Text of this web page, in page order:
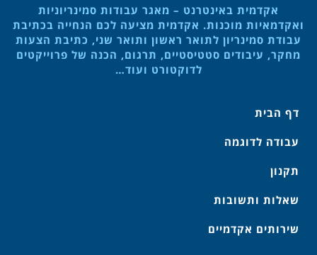
אקדמית באינטרנט – מאגר עבודות סמינריוניות
ואקדמאיות מוכנות. אקדמית מציעה לכם הנחייה בכתיבת
עבודת סמינריון לתואר ראשון ותואר שני, כתיבת הצעות
מחקר, עיבודים סטטיסטיים, תרגום, הכנה של פרוייקטים
לדוקטורט ועוד…
דף הבית
עבודה לדוגמה
תקנון
שאלות ותשובות
שירותים אקדמיים